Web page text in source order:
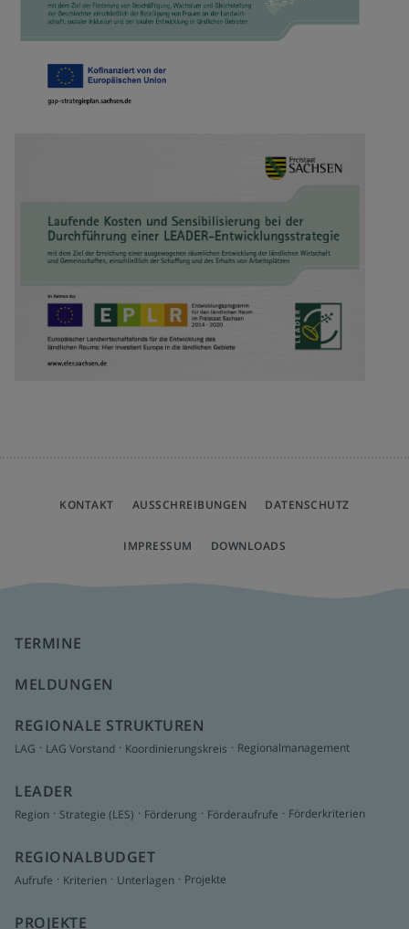
KONTAKT AUSSCHREIBUNGEN DATENSCHUTZ
IMPRESSUM DOWNLOADS
TERMINE
MELDUNGEN
REGIONALE STRUKTUREN
LAG . LAG Vorstand . Koordinierungskreis . Regionalmanagement
LEADER
Region . Strategie (LES) . Förderung . Förderaufrufe . Förderkriterien
REGIONALBUDGET
Aufrufe . Kriterien . Unterlagen . Projekte
PROJEKTE